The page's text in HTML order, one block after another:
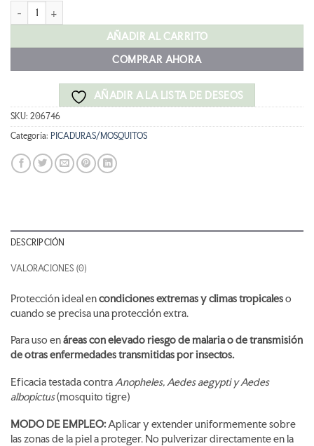
RELEC EXTRA FUERTE XL 125ML cantidad
AÑADIR AL CARRITO
COMPRAR AHORA
AÑADIR A LA LISTA DE DESEOS
SKU: 206746
Categoría: PICADURAS/MOSQUITOS
DESCRIPCIÓN
VALORACIONES (0)
Protección ideal encondiciones extremas y climas tropicaleso
cuando se precisa una protección extra.
Para uso enáreas con elevado riesgo de malaria o de transmisión
de otras enfermedades transmitidas por insectos.
Eficacia testada contraAnopheles, Aedes aegypti y Aedes
albopictus(mosquito tigre)
MODO DE EMPLEO:Aplicar y extender uniformemente sobre
las zonas de la piel a proteger. No pulverizar directamente en la